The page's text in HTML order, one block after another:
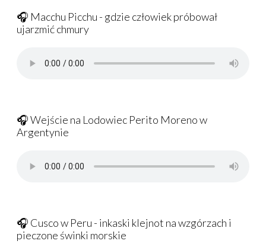
🎧 Macchu Picchu - gdzie człowiek próbował
ujarzmić chmury
🎧 Wejście na Lodowiec Perito Moreno w
Argentynie
🎧 Cusco w Peru - inkaski klejnot na wzgórzach i
pieczone świnki morskie